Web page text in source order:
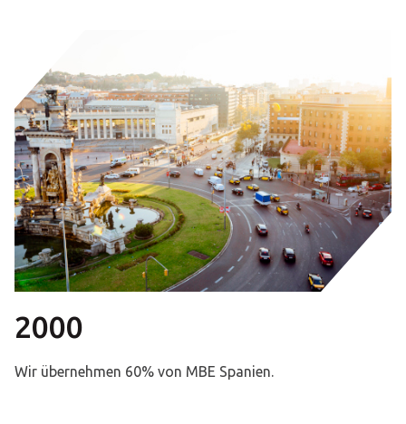
2000
Wir übernehmen 60% von MBE Spanien.